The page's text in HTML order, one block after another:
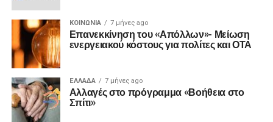
ΚΟΙΝΩΝΙΑ 7 μήνες ago
Επανεκκίνηση του «Απόλλων»- Μείωση
ενεργειακού κόστους για πολίτες και ΟΤΑ
ΕΛΛΑΔΑ 7 μήνες ago
Αλλαγές στο πρόγραμμα «Βοήθεια στο
Σπίτι»